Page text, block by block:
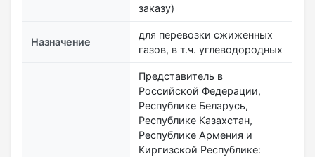
заказу)
Назначение
для перевозки сжиженных
газов, в т.ч. углеводородных
Представитель в
Российской Федерации,
Республике Беларусь,
Республике Казахстан,
Республике Армения и
Киргизской Республике: